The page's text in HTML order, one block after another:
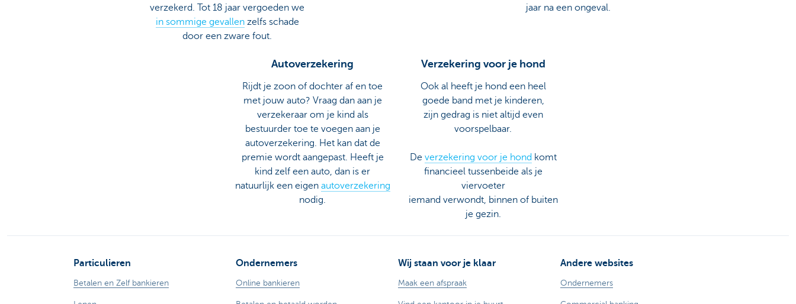
verzekerd. Tot 18 jaar vergoeden we
in sommige gevallenzelfs schade
door een zware fout.
jaar na een ongeval.
Autoverzekering
Rijdt je zoon of dochter af en toe
met jouw auto? Vraag dan aan je
verzekeraar om je kind als
bestuurder toe te voegen aan je
autoverzekering. Het kan dat de
premie wordt aangepast. Heeft je
kind zelf een auto, dan is er
natuurlijk een eigen autoverzekering
nodig.
Verzekering voor je hond
Ook al heeft je hond een heel
goede band met je kinderen,
zijn gedrag is niet altijd even
voorspelbaar.
De verzekering voor je hond komt
financieel tussenbeide als je
viervoeter
iemand verwondt, binnen of buiten
je gezin.
Particulieren
Betalen en Zelf bankieren
Ondernemers
Online bankieren
Wij staan voor je klaar
Maak een afspraak
Andere websites
Ondernemers